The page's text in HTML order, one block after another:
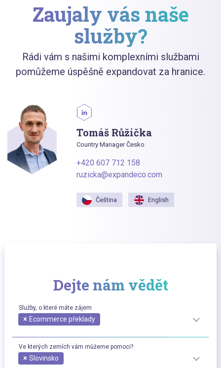
Zaujaly vás naše
služby?
Rádi vám s našimi komplexními službami
pomůžeme úspěšně expandovat za hranice.
Tomáš Růžička
Country Manager Česko
+420 607 712 158
ruzicka@expandeco.com
Čeština English
Dejte nám vědět
Služby, o které máte zájem
× Ecommerce překlady
Ve kterých zemích vám můžeme pomoci?
× Slovinsko